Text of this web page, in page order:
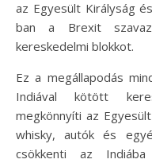
az Egyesült Királyság
ban a Brexit
kereskedelmi blokkot.
Ez a megállapodás
Indiával kötött
megkönnyíti az
whisky, autók és
csökkenti az